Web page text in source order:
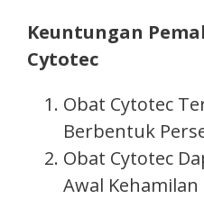
Keuntungan
Cytotec
Obat Cytotec
Berbentuk
Obat Cytotec
Awal Kehamilan